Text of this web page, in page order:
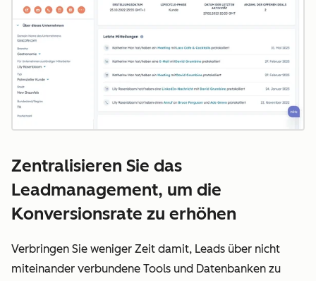
Zentralisieren Sie das
Leadmanagement, um die
Konversionsrate zu erhöhen
Verbringen Sie weniger Zeit damit, Leads über nicht
miteinander verbundene Tools und Datenbanken zu